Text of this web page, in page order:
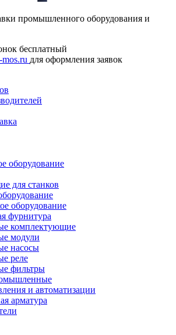
промышленного оборудования и
бесплатный
mos.ru для оформления заявок
оборудование
для станков
оборудование
фурнитура
комплектующие
модули
насосы
реле
фильтры
и автоматизации
арматура